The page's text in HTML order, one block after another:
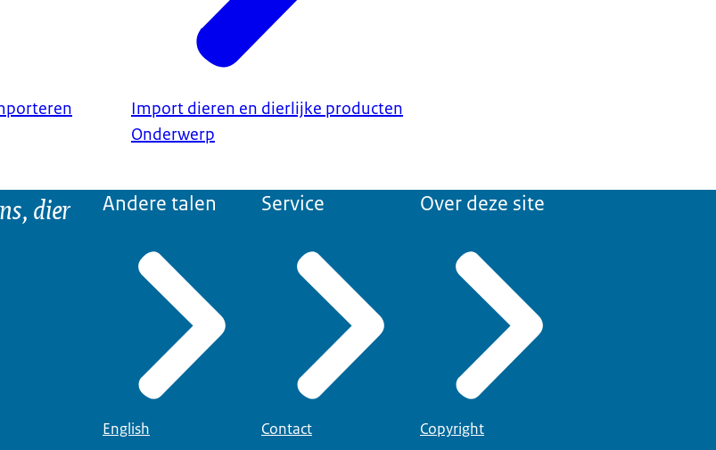
Import dieren en dierlijke producten
Onderwerp
dier
Andere talen
English
Service
Contact
Over deze site
Copyright